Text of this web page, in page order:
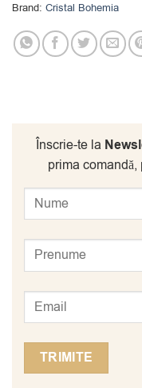
Brand: Cristal Bohemia
Înscrie-te la
prima comandă,